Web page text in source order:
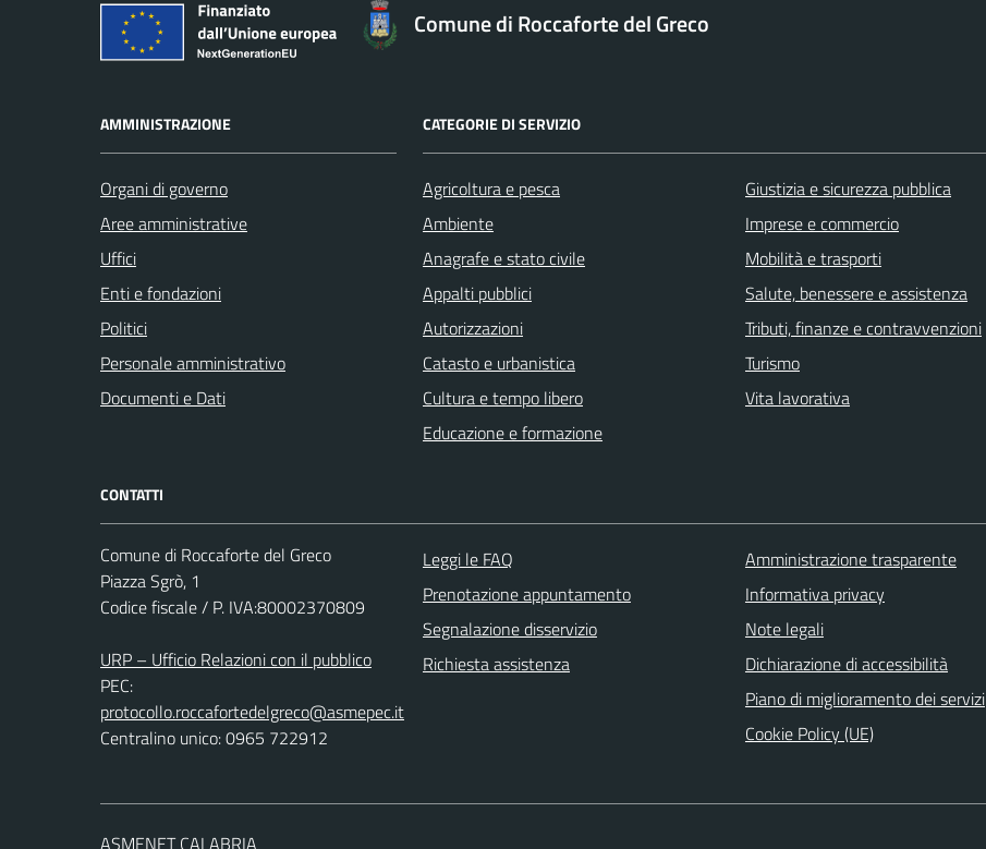
Comune di Roccaforte del Greco
AMMINISTRAZIONE
Organi di governo
Aree amministrative
Uffici
Enti e fondazioni
Politici
Personale amministrativo
Documenti e Dati
CATEGORIE DI SERVIZIO
Agricoltura e pesca
Ambiente
Anagrafe e stato civile
Appalti pubblici
Autorizzazioni
Catasto e urbanistica
Cultura e tempo libero
Educazione e formazione
Giustizia e sicurezza pubblica
Imprese e commercio
Mobilità e trasporti
Salute, benessere e assistenza
Tributi, finanze e contravvenzioni
Turismo
Vita lavorativa
CONTATTI
Comune di Roccaforte del Greco
Piazza Sgrò, 1
Codice fiscale / P. IVA:80002370809
URP – Ufficio Relazioni con il pubblico
PEC:
protocollo.roccafortedelgreco@asmepec.it
Centralino unico: 0965 722912
Leggi le FAQ
Prenotazione appuntamento
Segnalazione disservizio
Richiesta assistenza
Amministrazione trasparente
Informativa privacy
Note legali
Dichiarazione di accessibilità
Piano di miglioramento dei servizi
Cookie Policy (UE)
ASMENET CALABRIA